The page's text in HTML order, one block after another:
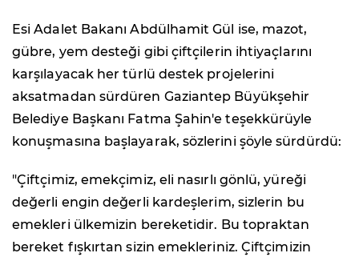
Esi Adalet Bakanı Abdülhamit Gül ise, mazot,
gübre, yem desteği gibi çiftçilerin ihtiyaçlarını
karşılayacak her türlü destek projelerini
aksatmadan sürdüren Gaziantep Büyükşehir
Belediye Başkanı Fatma Şahin'e teşekkürüyle
konuşmasına başlayarak, sözlerini şöyle sürdürdü:
"Çiftçimiz, emekçimiz, eli nasırlı gönlü, yüreği
değerli engin değerli kardeşlerim, sizlerin bu
emekleri ülkemizin bereketidir. Bu topraktan
bereket fışkırtan sizin emekleriniz. Çiftçimizin